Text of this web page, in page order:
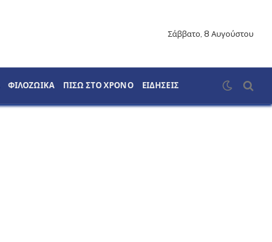
Σάββατο, 8 Αυγούστου
ΦΙΛΟΖΩΙΚΑ ΠΙΣΩ ΣΤΟ ΧΡΟΝΟ ΕΙΔΗΣΕΙΣ